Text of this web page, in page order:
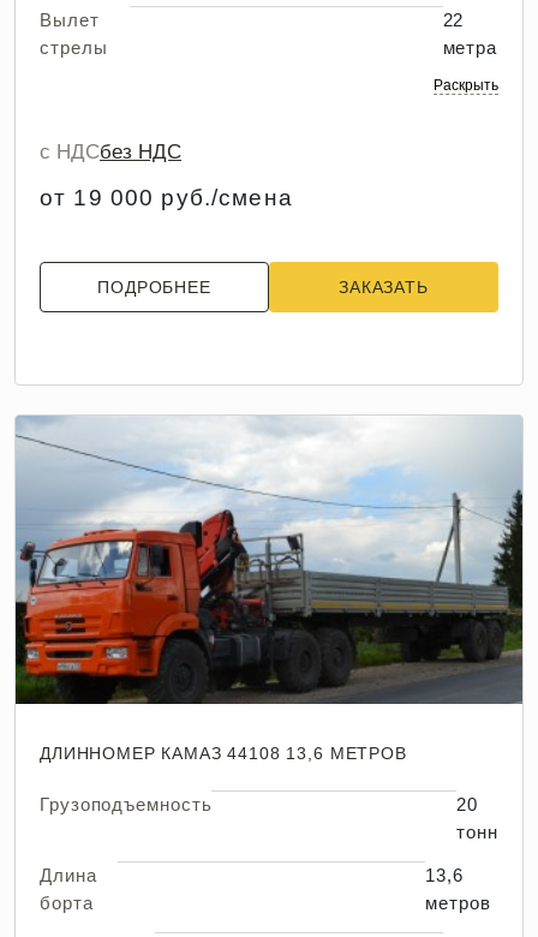
Вылет
стрелы
22
метра
Раскрыть
с НДСбез НДС
от 19 000 руб./смена
ПОДРОБНЕЕ ЗАКАЗАТЬ
ДЛИННОМЕР КАМАЗ 44108 13,6 МЕТРОВ
Грузоподъемность
20
тонн
Длина
борта
13,6
метров